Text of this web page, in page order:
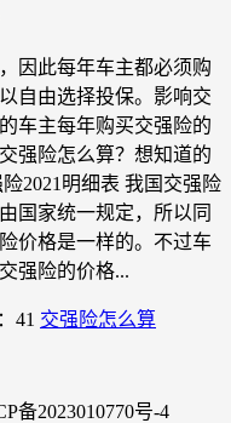
因此每年车主都必须购
自由选择投保。影响交
车主每年购买交强险的
强险怎么算？想知道的
2021明细表 我国交强险
国家统一规定，所以同
价格是一样的。不过车
强险的价格...
41 交强险怎么算
备2023010770号-4